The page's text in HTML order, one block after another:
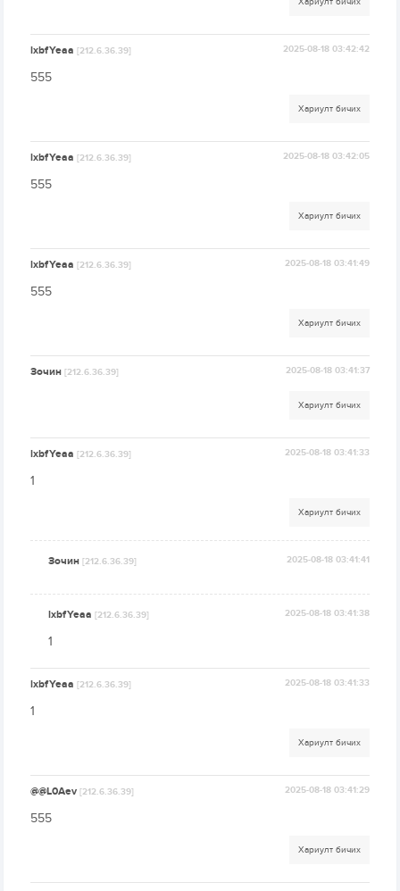
Хариулт бичих
lxbfYeaa[212.6.36.39] 2025-08-18 03:42:42
555
Хариулт бичих
lxbfYeaa[212.6.36.39] 2025-08-18 03:42:05
555
Хариулт бичих
lxbfYeaa[212.6.36.39] 2025-08-18 03:41:49
555
Хариулт бичих
Зочин[212.6.36.39] 2025-08-18 03:41:37
Хариулт бичих
lxbfYeaa[212.6.36.39] 2025-08-18 03:41:33
1
Хариулт бичих
Зочин[212.6.36.39] 2025-08-18 03:41:41
lxbfYeaa[212.6.36.39] 2025-08-18 03:41:38
1
lxbfYeaa[212.6.36.39] 2025-08-18 03:41:33
1
Хариулт бичих
@@L0Aev[212.6.36.39] 2025-08-18 03:41:29
555
Хариулт бичих